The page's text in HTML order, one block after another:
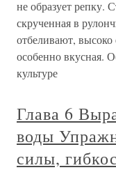
не образует репку.
скрученная в
отбеливают, высоко
особенно вкусная.
культуре
Глава 6
воды
силы,